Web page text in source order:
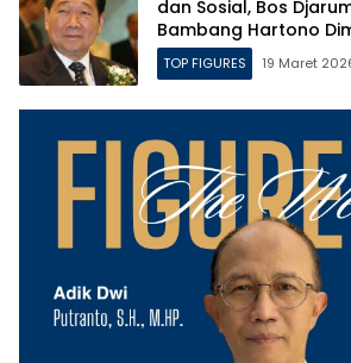
dan Sosial, Bos
Bambang Hartono
Makam Leluhur di
TOP FIGURES 19 Maret